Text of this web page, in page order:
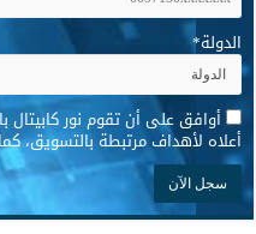
الدولة*
* أوافق على أن تقوم نور كابيتال
أعلاه لأهداف مرتبطة بالتسويق،